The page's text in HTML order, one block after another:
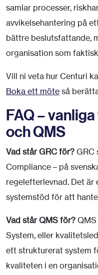
samlar processer,
avvikelsehantering på
bättre beslutsfattande,
organisation som
Vill ni veta hur Centuri
Boka ett möte så
FAQ –
och QMS
Vad står GRC för? GRC
Compliance – på
regelefterlevnad. Det
systemstöd för att
Vad står QMS för?
System, eller
ett strukturerat system
kvaliteten i en